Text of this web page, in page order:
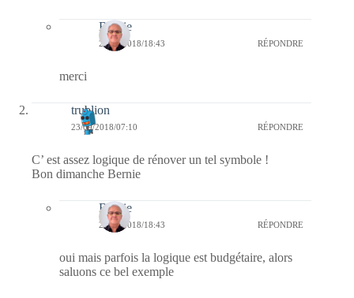
Bernie
23/09/2018/18:43 RÉPONDRE
merci
trublion
23/09/2018/07:10 RÉPONDRE
C’ est assez logique de rénover un tel symbole !
Bon dimanche Bernie
Bernie
23/09/2018/18:43 RÉPONDRE
oui mais parfois la logique est budgétaire, alors
saluons ce bel exemple